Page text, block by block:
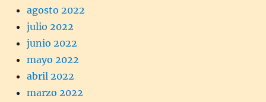
agosto 2022
julio 2022
junio 2022
mayo 2022
abril 2022
marzo 2022